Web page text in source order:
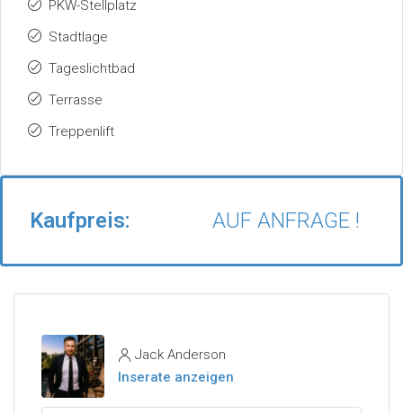
PKW-Stellplatz
Stadtlage
Tageslichtbad
Terrasse
Treppenlift
Kaufpreis: AUF ANFRAGE !
Jack Anderson
Inserate anzeigen